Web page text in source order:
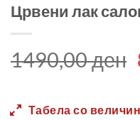
Црвени лак
1490,00ден
Табела со